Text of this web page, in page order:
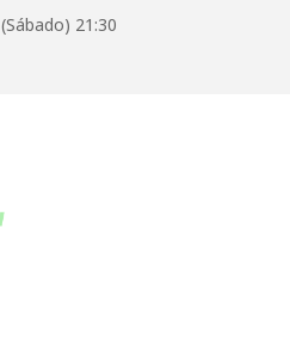
(Sábado) 21:30